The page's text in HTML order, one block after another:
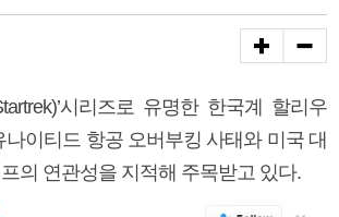
시리즈로 유명한 한국계 할리우
나이티드 항공 오버부킹 사태와 미국 대
의 연관성을 지적해 주목받고 있다.